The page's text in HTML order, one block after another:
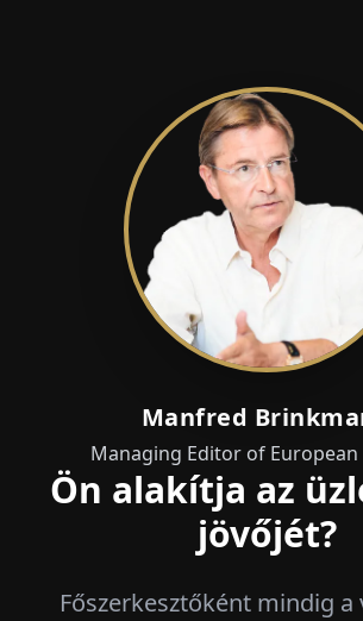
Manfred
Managing Editor of European
Ön alakítja az
jövőjét?
Főszerkesztőként mindig a